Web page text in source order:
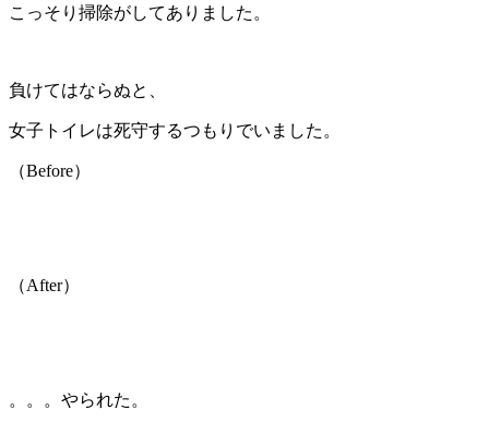
こっそり掃除がしてありました。
負けてはならぬと、
女子トイレは死守するつもりでいました。
（Before）
（After）
。。。やられた。